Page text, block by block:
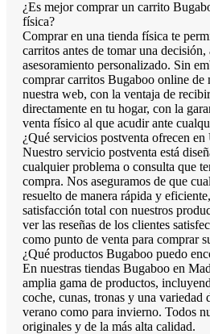
¿Es mejor comprar un carrito
física?
Comprar en una tienda física te
carritos antes de tomar una
asesoramiento personalizado. Sin
comprar carritos Bugaboo online de
nuestra web, con la ventaja de
directamente en tu hogar, con la
venta físico al que acudir ante
¿Qué servicios postventa ofrecen
Nuestro servicio postventa está
cualquier problema o consulta que
compra. Nos aseguramos de que
resuelto de manera rápida y
satisfacción total con nuestros
ver las reseñas de los clientes
como punto de venta para comprar
¿Qué productos Bugaboo puedo
En nuestras tiendas Bugaboo en
amplia gama de productos,
coche, cunas, tronas y una variedad
verano como para invierno. Todos
originales y de la más alta calidad.